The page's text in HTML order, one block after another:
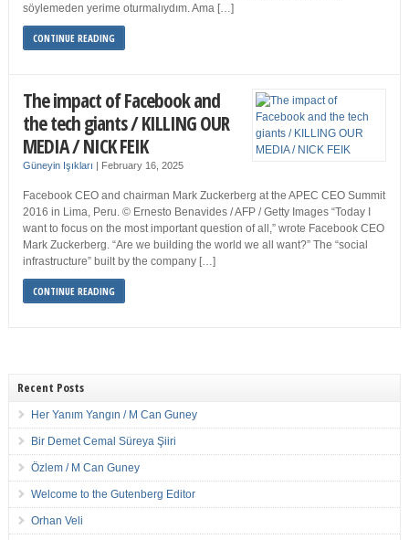
söylemeden yerime oturmalıydım. Ama […]
CONTINUE READING
The impact of Facebook and
the tech giants / KILLING OUR
MEDIA / NICK FEIK
Güneyin Işıkları | February 16, 2025
Facebook CEO and chairman Mark Zuckerberg at the APEC CEO Summit
2016 in Lima, Peru. © Ernesto Benavides / AFP / Getty Images “Today I
want to focus on the most important question of all,” wrote Facebook CEO
Mark Zuckerberg. “Are we building the world we all want?” The “social
infrastructure” built by the company […]
CONTINUE READING
Recent Posts
Her Yanım Yangın / M Can Guney
Bir Demet Cemal Süreya Şiiri
Özlem / M Can Guney
Welcome to the Gutenberg Editor
Orhan Veli